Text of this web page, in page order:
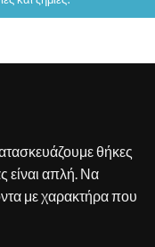
θήκες
είναι απλή. Να
με χαρακτήρα που